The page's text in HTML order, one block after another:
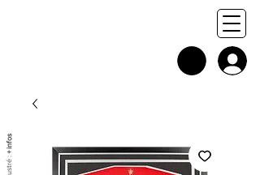
+ infos